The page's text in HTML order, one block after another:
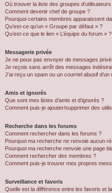
Où trouver la liste des groupes
Comment devenir chef de groupe ?
Pourquoi certains membres apparaissent
Qu’est-ce qu’un « Groupe par défaut » ?
Qu’est-ce que le lien « L’équipe du forum » ?
Messagerie privée
Je ne peux pas envoyer de messages
Je reçois sans arrêt des messages
J’ai reçu un spam ou un courriel abusif
Amis et ignorés
Que sont mes listes d’amis et d’ignorés ?
Comment puis-je ajouter/supprimer des
Recherche dans les forums
Comment rechercher dans les forums ?
Pourquoi ma recherche ne renvoie aucun
Pourquoi ma recherche renvoie une page
Comment rechercher des membres ?
Comment puis-je trouver mes propres
Surveillance et favoris
Quelle est la différence entre les favoris et